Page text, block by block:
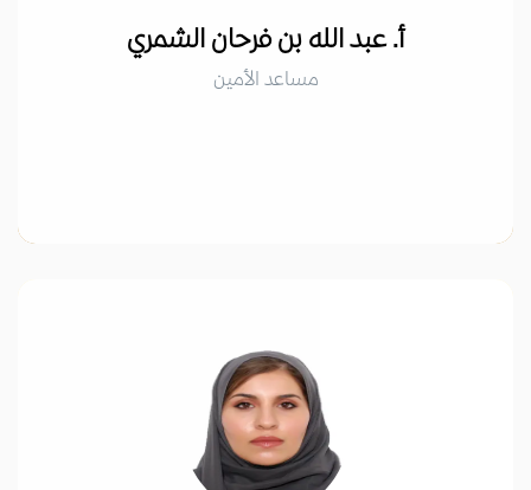
أ. عبد الله بن فرحان الشمري
مساعد الأمين